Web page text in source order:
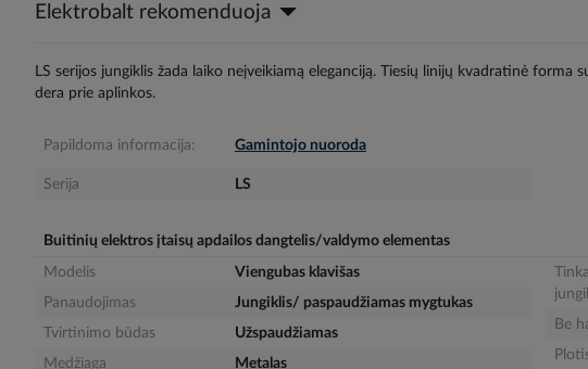
gallery
Elektrobalt rekomenduoja
LS serijos jungiklis žada laiko neįveikiamą eleganciją. Tiesių linijų kvadratinė
dera prie aplinkos.
Papildoma informacija: Gamintojo nuoroda
Serija LS
Buitinių elektros įtaisų apdailos dangtelis/valdymo elementas
Modelis
Viengubas klavišas
Panaudojimas
Jungiklis/ paspaudžiamas mygtukas
Tvirtinimo būdas
Užspaudžiamas
Medžiaga
Metalas
Be